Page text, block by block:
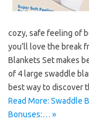
cozy, safe feeling of
you’ll love the break
Blankets Set makes
of 4 large swaddle
best way to
Read More: Swaddle
Bonuses:… »